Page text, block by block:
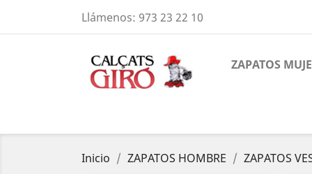
Llámenos: 973 23 22 10
ZAPATOS
Inicio ZAPATOS HOMBRE ZAPATOS